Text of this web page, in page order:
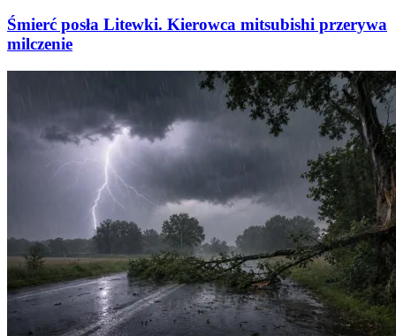
Śmierć posła Litewki. Kierowca mitsubishi przerywa
milczenie